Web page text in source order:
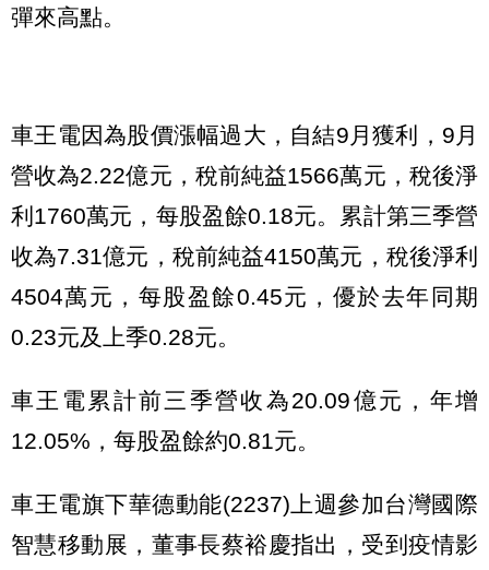
彈來高點。
車王電因為股價漲幅過大，自結9月獲利，9月
營收為2.22億元，稅前純益1566萬元，稅後淨
利1760萬元，每股盈餘0.18元。累計第三季營
收為7.31億元，稅前純益4150萬元，稅後淨利
4504萬元，每股盈餘0.45元，優於去年同期
0.23元及上季0.28元。
車王電累計前三季營收為20.09億元，年增
12.05%，每股盈餘約0.81元。
車王電旗下華德動能(2237)上週參加台灣國際
智慧移動展，董事長蔡裕慶指出，受到疫情影